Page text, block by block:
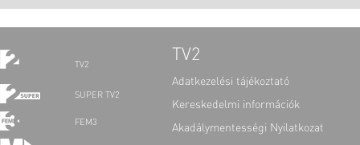
TV2
SUPER TV2
FEM3
TV2
Adatkezelési tájékoztató
Kereskedelmi információk
Akadálymentességi Nyilatkozat